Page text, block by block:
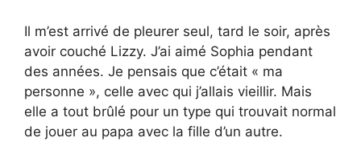
Il m’est arrivé de pleurer seul, tard le soir, après
avoir couché Lizzy. J’ai aimé Sophia pendant
des années. Je pensais que c’était « ma
personne », celle avec qui j’allais vieillir. Mais
elle a tout brûlé pour un type qui trouvait normal
de jouer au papa avec la fille d’un autre.